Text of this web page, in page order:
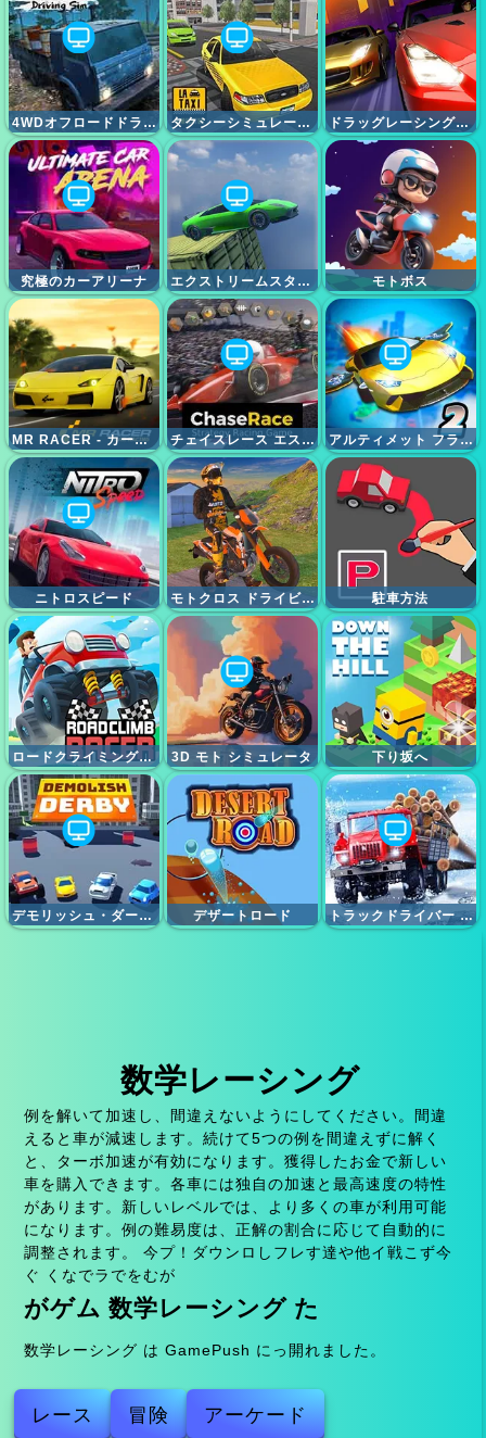
4WDオフロードドライビングシミュレーター タクシーシミュレーター ドラッグレーシングシティ
究極のカーアリーナ エクストリームスタントカーゲーム モトボス
MR RACER - カーレーシング チェイスレース エスポーツ ストラテジー レーシング ゲーム アルティメット フライング カー 2
ニトロスピード モトクロス ドライビング シミュレーター 駐車方法
ロードクライミングレース 3D モト シミュレータ 下り坂へ
デモリッシュ・ダービー デザートロード トラックドライバー スノーロード
数学レーシング
例を解いて加速し、間違えないようにしてください。間違
えると車が減速します。続けて5つの例を間違えずに解く
と、ターボ加速が有効になります。獲得したお金で新しい
車を購入できます。各車には独自の加速と最高速度の特性
があります。新しいレベルでは、より多くの車が利用可能
になります。例の難易度は、正解の割合に応じて自動的に
調整されます。 今プ！ダウンロしフレす達や他イ戦こず今
ぐ くなでラでをむが
がゲム 数学レーシング た
数学レーシング は GamePush にっ開れました。
レース 冒険 アーケード